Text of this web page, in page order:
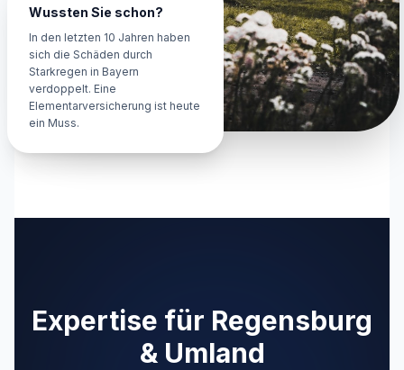
Wussten Sie schon?
In den letzten 10 Jahren haben
sich die Schäden durch
Starkregen in Bayern
verdoppelt. Eine
Elementarversicherung ist heute
ein Muss.
Expertise für Regensburg
& Umland